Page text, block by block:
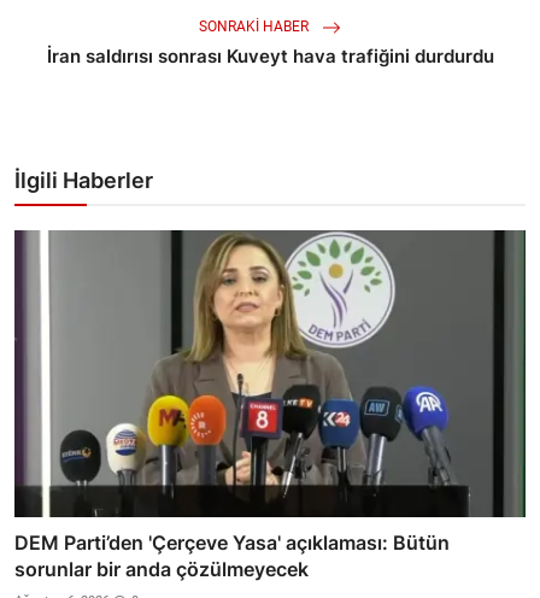
SONRAKI HABER
İran saldırısı sonrası Kuveyt hava trafiğini durdurdu
İlgili Haberler
DEM Parti’den 'Çerçeve Yasa' açıklaması: Bütün
sorunlar bir anda çözülmeyecek